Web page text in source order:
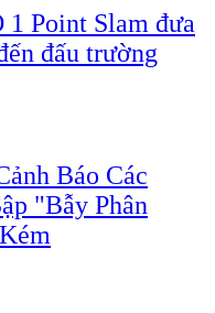
Point Slam đưa
đấu trường
Báo Các
"Bẫy Phân